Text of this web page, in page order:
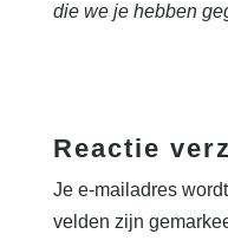
die we je hebben
Reactie
Je e-mailadres
velden zijn